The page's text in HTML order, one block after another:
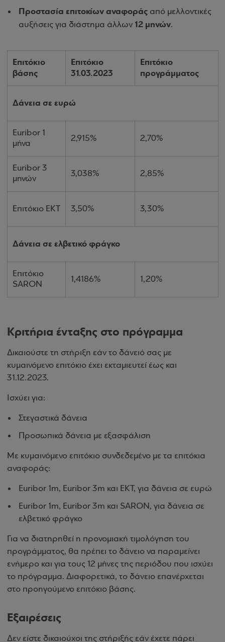
Προστασία επιτοκίων αναφοράς από μελλοντικές
αυξήσεις για διάστημα άλλων 12 μηνών.
Επιτόκιο
βάσης
Επιτόκιο
31.03.2023
Επιτόκιο
προγράμματος
Δάνεια σε ευρώ
Euribor 1
μήνα
2,915% 2,70%
Euribor 3
μηνών
3,038% 2,85%
Επιτόκιο ΕΚΤ 3,50% 3,30%
Δάνεια σε ελβετικό φράγκο
Επιτόκιο
SARON
1,4186% 1,20%
Κριτήρια ένταξης στο πρόγραμμα
Δικαιούστε τη στήριξη εάν το δάνειό σας με
κυμαινόμενο επιτόκιο έχει εκταμιευτεί έως και
31.12.2023.
Ισχύει για:
Στεγαστικά δάνεια
Προσωπικά δάνεια με εξασφάλιση
Με κυμαινόμενο επιτόκιο συνδεδεμένο με τα επιτόκια
αναφοράς:
Euribor 1m, Euribor 3m και ΕΚΤ, για δάνεια σε ευρώ
Euribor 1m, Euribor 3m και SARON, για δάνεια σε
ελβετικό φράγκο
Για να διατηρηθεί η προνομιακή τιμολόγηση του
προγράμματος, θα πρέπει το δάνειο να παραμείνει
ενήμερο και για τους 12 μήνες της περιόδου που ισχύει
το πρόγραμμα. Διαφορετικά, το δάνειο επανέρχεται
στο προηγούμενο επιτόκιο βάσης.
Εξαιρέσεις
Δεν είστε δικαιούχοι της στήριξής εάν έχετε πάρει